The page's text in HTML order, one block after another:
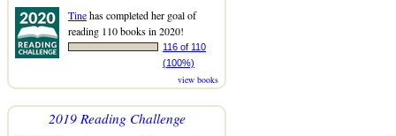
Tinehas completed her goal of
reading 110 books in 2020!
116 of 110
(100%)
view books
2019 Reading Challenge